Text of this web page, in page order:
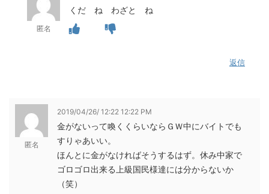
匿名
くだ ね わざと ね
返信
匿名
2019/04/26/ 12:22 12:22 PM
金がないって喚くくらいならＧＷ中にバイトでも
すりゃあいい。
ほんとに金がなければそうするはず。休み中家で
ゴロゴロ出来る上級国民様達には分からないか
（笑）